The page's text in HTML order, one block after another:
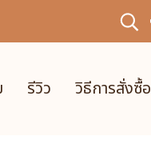
รีวิว วิธีการสั่งซื้อ